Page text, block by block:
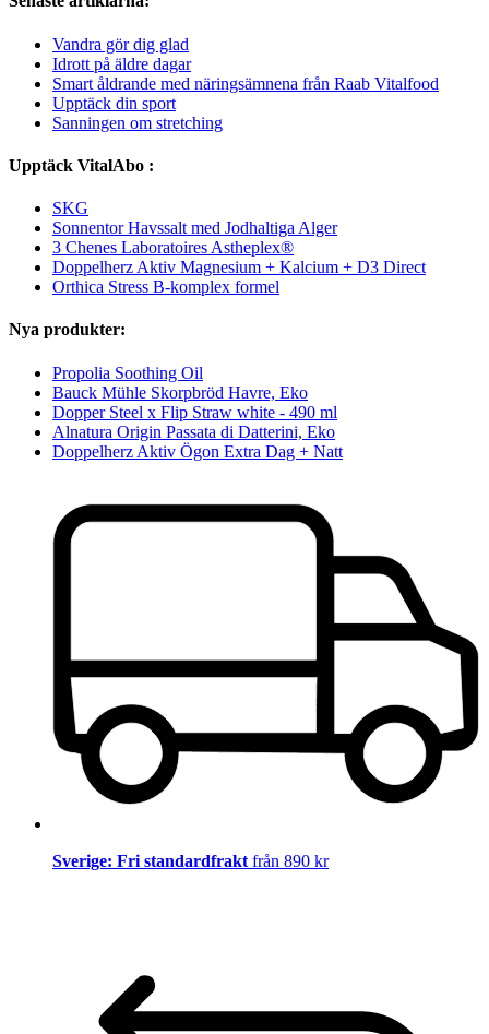
Vandra gör dig glad
Idrott på äldre dagar
Smart åldrande med näringsämnena från Raab Vitalfood
Upptäck din sport
Sanningen om stretching
Upptäck VitalAbo :
SKG
Sonnentor Havssalt med Jodhaltiga Alger
3 Chenes Laboratoires Astheplex®
Doppelherz Aktiv Magnesium + Kalcium + D3 Direct
Orthica Stress B-komplex formel
Nya produkter:
Propolia Soothing Oil
Bauck Mühle Skorpbröd Havre, Eko
Dopper Steel x Flip Straw white - 490 ml
Alnatura Origin Passata di Datterini, Eko
Doppelherz Aktiv Ögon Extra Dag + Natt
Sverige: Fri standardfrakt från 890 kr